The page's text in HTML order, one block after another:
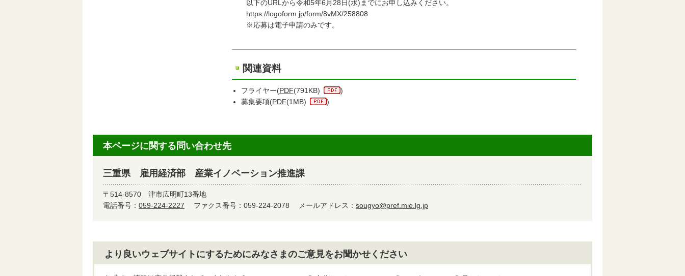
以下のURLから令和5年6月28日(水)までにお申し込みください。
https://logoform.jp/form/8vMX/258808
※応募は電子申請のみです。
関連資料
フライヤー(PDF(791KB)
)
募集要項(PDF(1MB) )
本ページに関する問い合わせ先
三重県 雇用経済部 産業イノベーション推進課
〒514-8570 津市広明町13番地
電話番号： 059-224-2227 ファクス番号：059-224-2078 メールアドレス： sougyo@pref.mie.lg.jp
より良いウェブサイトにするためにみなさまのご意見をお聞かせください